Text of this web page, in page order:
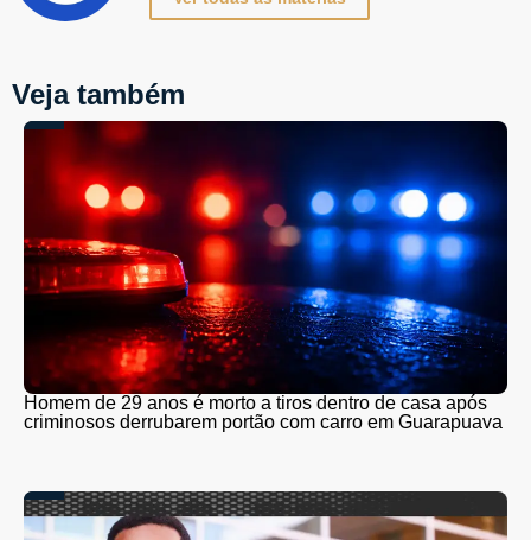
Veja também
Homem de 29 anos é morto a tiros dentro de casa após
criminosos derrubarem portão com carro em Guarapuava